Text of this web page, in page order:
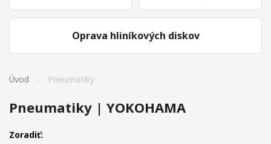
Oprava hliníkových diskov
Úvod Pneumatiky
Pneumatiky | YOKOHAMA
Zoradiť: